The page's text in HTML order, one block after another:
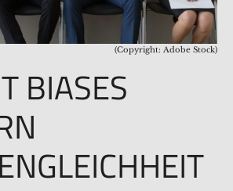
BIASES
(Copyright: Adobe Stock)